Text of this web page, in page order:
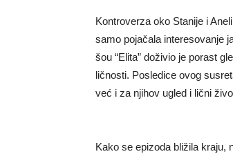
Kontroverza oko Stanije i
samo pojačala interesovanje
šou “Elita” doživio je porast
ličnosti. Posledice ovog
već i za njihov ugled i lični
Kako se epizoda bližila kraju,